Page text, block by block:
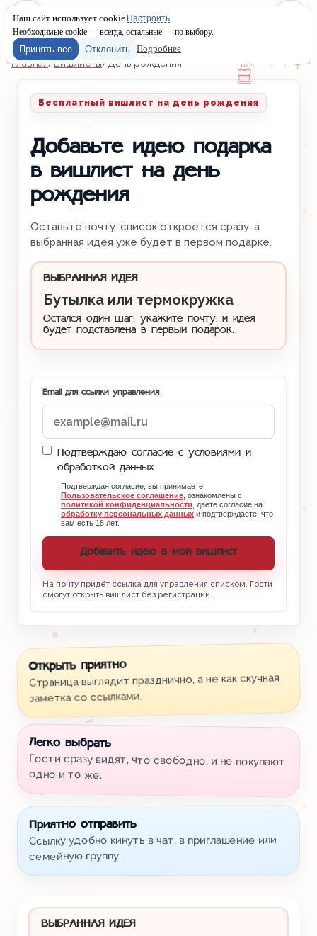
Меню
Главная/Вишлисты/ День рождения
Бесплатный вишлист на день рождения
Добавьте идею подарка
в вишлист на день
рождения
Оставьте почту: список откроется сразу, а
выбранная идея уже будет в первом подарке.
ВЫБРАННАЯ ИДЕЯ
Бутылка или термокружка
Остался один шаг: укажите почту, и идея
будет подставлена в первый подарок.
Email для ссылки управления
Подтверждаю согласие с условиями и
обработкой данных
Подтверждая согласие, вы принимаете
Пользовательское соглашение , ознакомлены с
политикой конфиденциальности , даёте согласие на
обработку персональных данных и подтверждаете, что
вам есть 18 лет.
Добавить идею в мой вишлист
На почту придёт ссылка для управления списком. Гости
смогут открыть вишлист без регистрации.
Открыть приятно
Страница выглядит празднично, а не как скучная
заметка со ссылками.
Легко выбрать
Гости сразу видят, что свободно, и не покупают
одно и то же.
Приятно отправить
Ссылку удобно кинуть в чат, в приглашение или
семейную группу.
ВЫБРАННАЯ ИДЕЯ
Наш сайт использует cookie Настроить
Необходимые cookie — всегда, остальные — по выбору.
Принять все Отклонить Подробнее